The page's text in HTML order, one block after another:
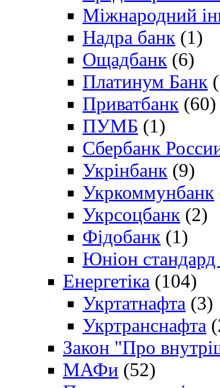
Міжнародний
Надра банк (1)
Ощадбанк (6)
Платинум Банк
Приватбанк (60)
ПУМБ (1)
Сбербанк
Укрінбанк (9)
Укркоммунбанк
Укрсоцбанк (2)
Фідобанк (1)
Юніон стандард
Енергетіка (104)
Укртатнафта (3)
Укртранснафта
Закон "Про
МАФи (52)